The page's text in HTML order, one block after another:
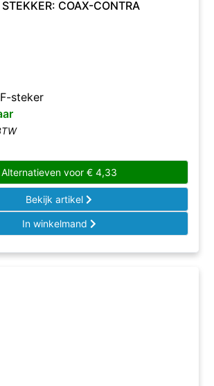
COAX-CONTRA
steker
Alternatieven voor €4,33
Bekijk artikel
In winkelmand